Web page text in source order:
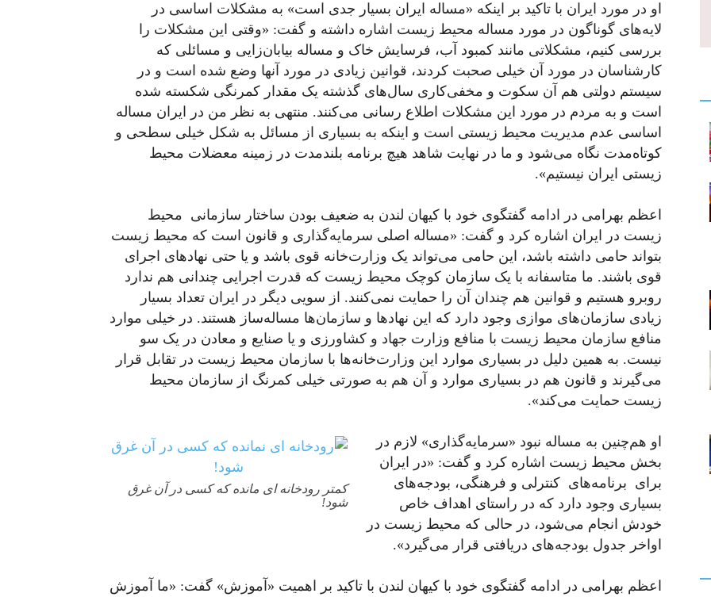
او در مورد ایران با تاکید بر اینکه «مساله ایران بسیار جدی است» به مشکلات اساسی در
لایه‌های گوناگون در مورد مساله محیط زیست اشاره داشته و گفت: «وقتی این مشکلات را
بررسی کنیم، مشکلاتی مانند کمبود آب، فرسایش خاک و مساله بیابان‌زایی و مسائلی که
کارشناسان در مورد آن خیلی صحبت کردند، قوانین زیادی در مورد آنها وضع شده است و در
سیستم دولتی هم آن سکوت و مخفی‌کاری سال‌های گذشته یک مقدار کمرنگی شکسته شده
است و به مردم در مورد این مشکلات اطلاع رسانی می‌کنند. منتهی به نظر من در ایران مساله
اساسی عدم مدیریت محیط زیستی است و اینکه به بسیاری از مسائل به شکل خیلی سطحی و
کوتاه‌مدت نگاه می‌شود و ما در نهایت شاهد هیچ برنامه بلندمدت در زمینه معضلات محیط
زیستی ایران نیستیم».
اعظم بهرامی در ادامه گفتگوی خود با کیهان لندن به ضعیف بودن ساختار سازمانی محیط
زیست در ایران اشاره کرد و گفت: «مساله اصلی سرمایه‌گذاری و قانون است که محیط زیست
بتواند حامی داشته باشد، این حامی می‌تواند یک وزارت‌خانه قوی باشد و یا حتی نهادهای اجرای
قوی باشند. ما متاسفانه با یک سازمان کوچک محیط زیست که قدرت اجرایی چندانی هم ندارد
روبرو هستیم و قوانین هم چندان آن را حمایت نمی‌کنند. از سویی دیگر در ایران تعداد بسیار
زیادی سازمان‌های موازی وجود دارد که این نهادها و سازمان‌ها مساله‌ساز هستند. در خیلی موارد
منافع سازمان محیط زیست با منافع وزارت جهاد و کشاورزی و یا صنایع و معادن در یک سو
نیست. به همین دلیل در بسیاری موارد این وزارت‌‌خانه‌ها با سازمان محیط زیست در تقابل قرار
می‌گیرند و قانون هم در بسیاری موارد و آن هم به صورتی خیلی کمرنگ از سازمان محیط
زیست حمایت می‌کند».
کمتر رودخانه ای مانده که کسی در آن غرق
شود!
او هم‌چنین به مساله نبود «سرمایه‌گذاری» لازم در
بخش محیط زیست اشاره کرد و گفت: «در ایران
برای برنامه‌های کنترلی و فرهنگی، بودجه‌های
بسیاری وجود دارد که در راستای اهداف خاص
خودش انجام می‌شود، در حالی که محیط زیست در
اواخر جدول بودجه‌های دریافتی قرار می‌گیرد».
اعظم بهرامی در ادامه گفتگوی خود با کیهان لندن با تاکید بر اهمیت «آموزش» گفت: «ما آموزش